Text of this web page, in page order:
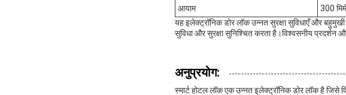
आयाम
300
यह इलेक्ट्रॉनिक डोर लॉक उन्नत सुरक्षा सुविधाएँ और
सुविधा और सुरक्षा सुनिश्चित करता है।विश्वसनीय
अनुप्रयोग:
स्मार्ट होटल लॉक एक उन्नत इलेक्ट्रॉनिक डोर लॉक है जिसे